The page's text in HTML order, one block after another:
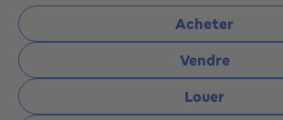
Acheter
Vendre
Louer